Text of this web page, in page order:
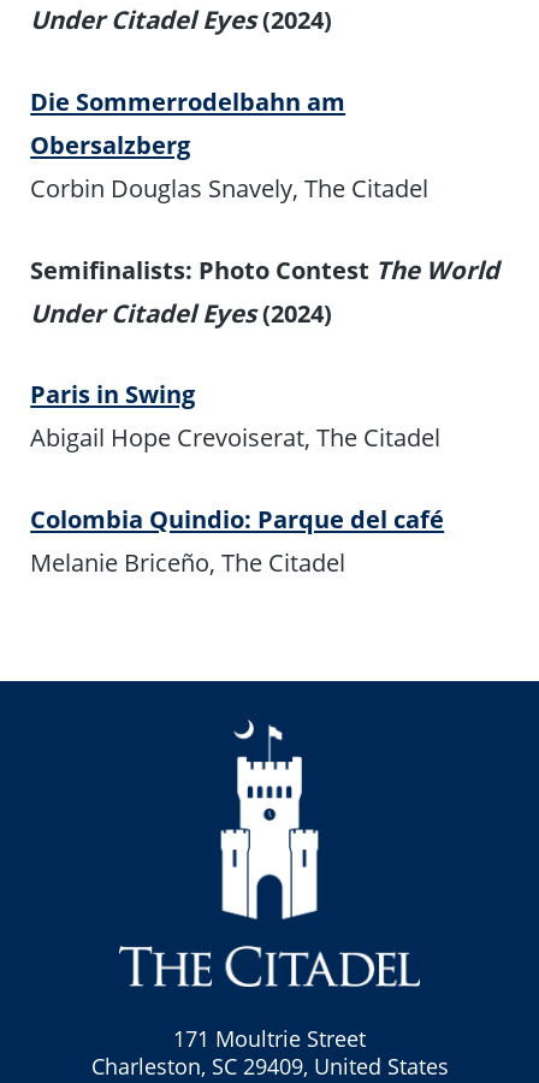
Under Citadel Eyes(2024)
Die Sommerrodelbahn am
Obersalzberg
Corbin Douglas Snavely, The Citadel
Semifinalists: Photo Contest The World
Under Citadel Eyes(2024)
Paris in Swing
Abigail Hope Crevoiserat, The Citadel
Colombia Quindio: Parque del café
Melanie Briceño, The Citadel
171 Moultrie Street
Charleston, SC 29409, United States